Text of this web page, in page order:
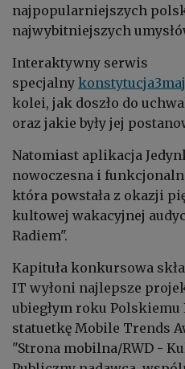
najpopularniejszych
najwybitniejszych
Interaktywny serwis
specjalny
kolei, jak doszło do
oraz jakie były jej
Natomiast aplikacja
nowoczesna i
która powstała z okazji
kultowej wakacyjnej
Radiem".
Kapituła konkursowa
IT wyłoni najlepsze
ubiegłym roku Polskiemu
statuetkę Mobile Trends
"Strona mobilna/RWD -